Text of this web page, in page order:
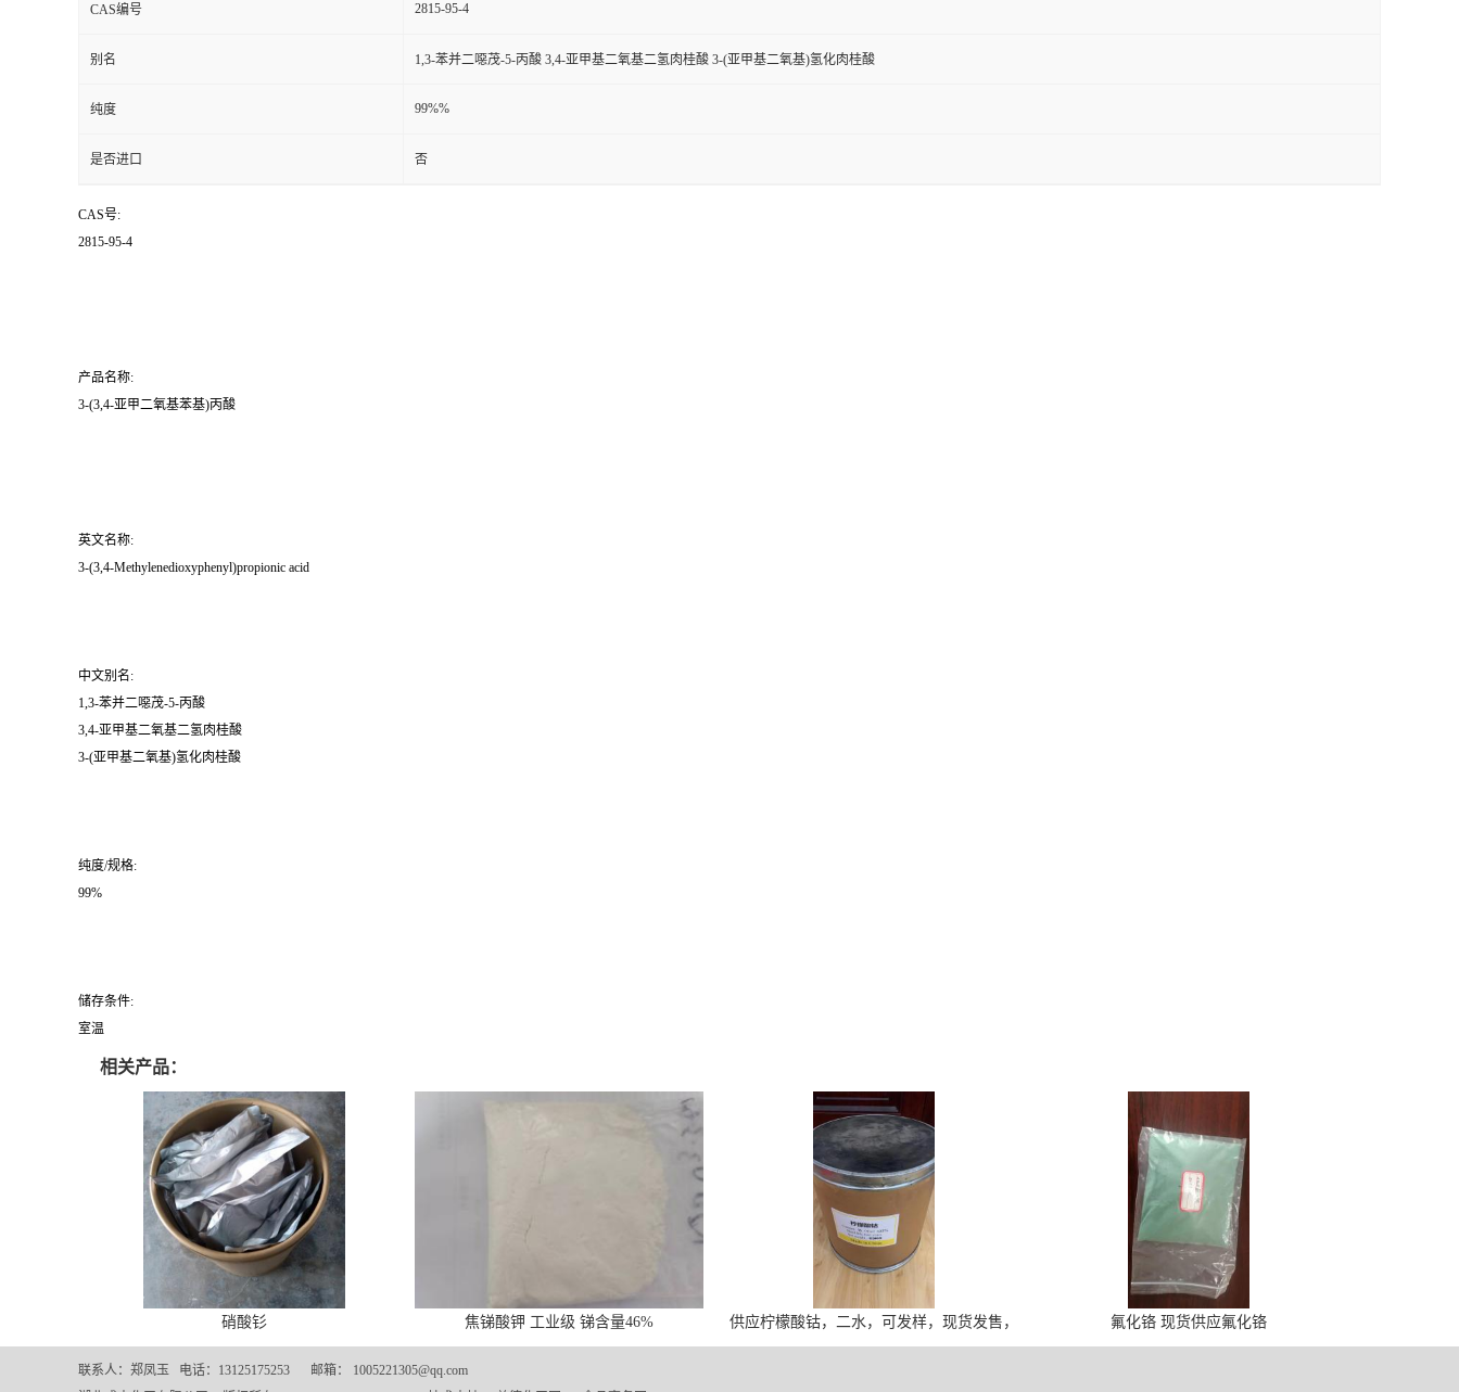
CAS编号 2815-95-4
别名 1,3-苯并二噁茂-5-丙酸 3,4-亚甲基二氧基二氢肉桂酸 3-(亚甲基二氧基)氢化肉桂酸
纯度 99%%
是否进口 否
CAS号:
2815-95-4
产品名称:
3-(3,4-亚甲二氧基苯基)丙酸
英文名称:
3-(3,4-Methylenedioxyphenyl)propionic acid
中文别名:
1,3-苯并二噁茂-5-丙酸
3,4-亚甲基二氧基二氢肉桂酸
3-(亚甲基二氧基)氢化肉桂酸
纯度/规格:
99%
储存条件:
室温
相关产品：
硝酸钐 焦锑酸钾 工业级 锑含量46%
供应柠檬酸钴，二水，可发样，现货发售，
量优，可定制
氟化铬 现货供应氟化铬
联系人：郑凤玉 电话：13125175253 邮箱： 1005221305@qq.com